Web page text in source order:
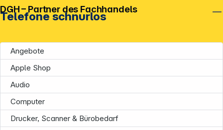
Telefone schnurlos
Angebote
Apple Shop
Audio
Computer
Drucker, Scanner & Bürobedarf
DGH – Partner des Fachhandels